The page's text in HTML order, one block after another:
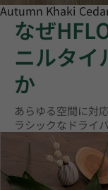
Autumn Khaki
なぜ
ニルタイ
か
あらゆる空間に対
ラシックなドライ